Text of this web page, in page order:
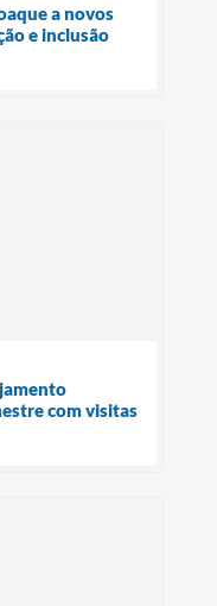
a novos
e inclusão
com visitas